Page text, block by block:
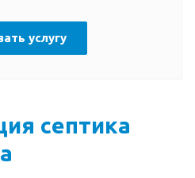
услугу
септика